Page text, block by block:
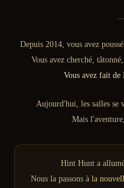
Depuis 2014, vous avez
Vous avez cherché,
Vous avez fait de
Aujourd'hui, les salles se
Mais
Hint Hunt a
Nous la passons à la